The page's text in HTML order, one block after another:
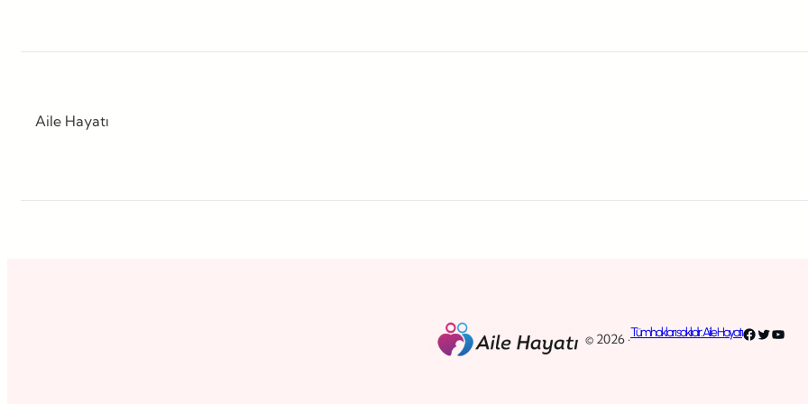
Aile Hayatı
© 2026 ·Tüm hakları saklıdır. Aile HayatıFacebook
Twitter